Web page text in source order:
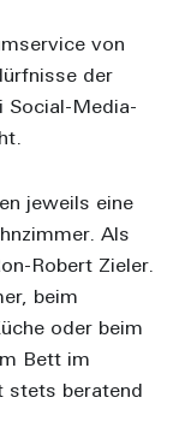
von
der
Social-Media-
jeweils eine
Als
Robert Zieler.
beim
oder beim
Bett im
stets beratend